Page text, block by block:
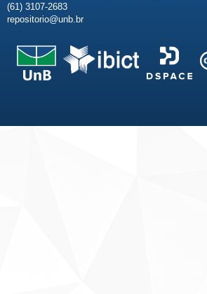
(61) 3107-2683
repositorio@unb.br